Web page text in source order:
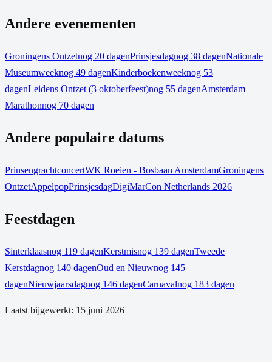
Andere evenementen
Groningens Ontzetnog 20 dagenPrinsjesdagnog 38 dagenNationale
Museumweeknog 49 dagenKinderboekenweeknog 53
dagenLeidens Ontzet (3 oktoberfeest)nog 55 dagenAmsterdam
Marathonnog 70 dagen
Andere populaire datums
PrinsengrachtconcertWK Roeien - Bosbaan AmsterdamGroningens
OntzetAppelpopPrinsjesdagDigiMarCon Netherlands 2026
Feestdagen
Sinterklaasnog 119 dagenKerstmisnog 139 dagenTweede
Kerstdagnog 140 dagenOud en Nieuwnog 145
dagenNieuwjaarsdagnog 146 dagenCarnavalnog 183 dagen
Laatst bijgewerkt: 15 juni 2026